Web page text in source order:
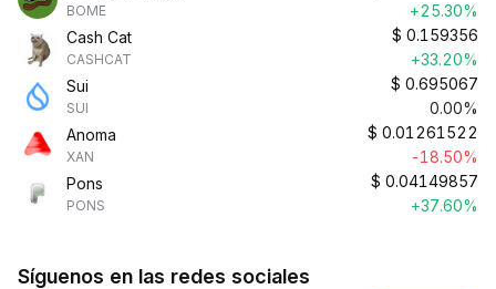
BOME
+25.30%
Cash Cat
CASHCAT
$ 0.159356
+33.20%
Sui
SUI
$ 0.695067
0.00%
Anoma
XAN
$ 0.01261522
-18.50%
Pons
PONS
$ 0.04149857
+37.60%
Síguenos en las redes sociales